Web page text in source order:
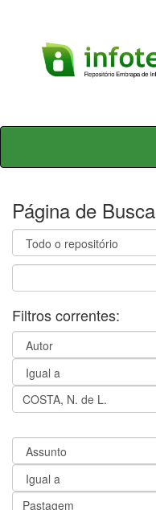
Skip
Página de Busca
Filtros correntes: